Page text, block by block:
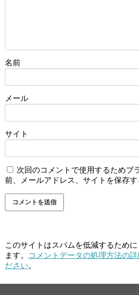
名前
メール
サイト
次回のコメントで使用するためブ
前、メールアドレス、サイトを保存す
このサイトはスパムを低減するため
ます。
コメントデータの処理方法の
ださい。